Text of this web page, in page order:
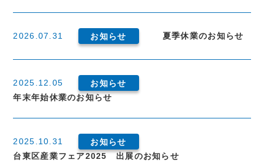
2026.07.31 お知らせ 夏季休業のお知らせ
2025.12.05
お知らせ
年末年始休業のお知らせ
2025.10.31
お知らせ
台東区産業フェア2025 出展のお知らせ